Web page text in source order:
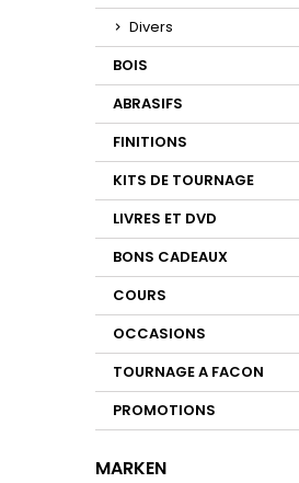
Divers
BOIS
ABRASIFS
FINITIONS
KITS DE TOURNAGE
LIVRES ET DVD
BONS CADEAUX
COURS
OCCASIONS
TOURNAGE A FACON
PROMOTIONS
MARKEN